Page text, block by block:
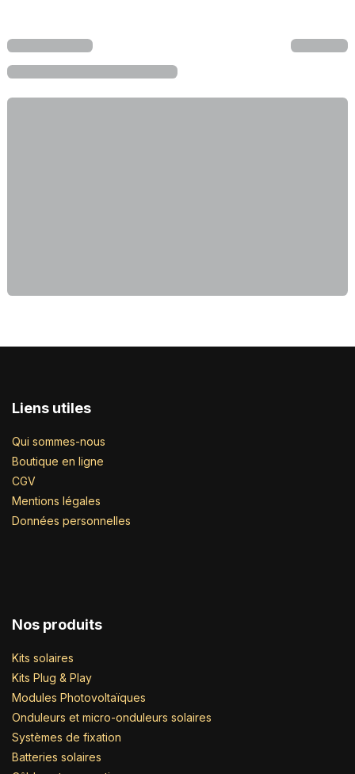
Liens utiles
Qui sommes-nous
Boutique en ligne
CGV
Mentions légales
Données personnelles
Nos produits
Kits solaires
Kits Plug & Play
Modules Photovoltaïques
Onduleurs et micro-onduleurs solaires
Systèmes de fixation
Batteries solaires